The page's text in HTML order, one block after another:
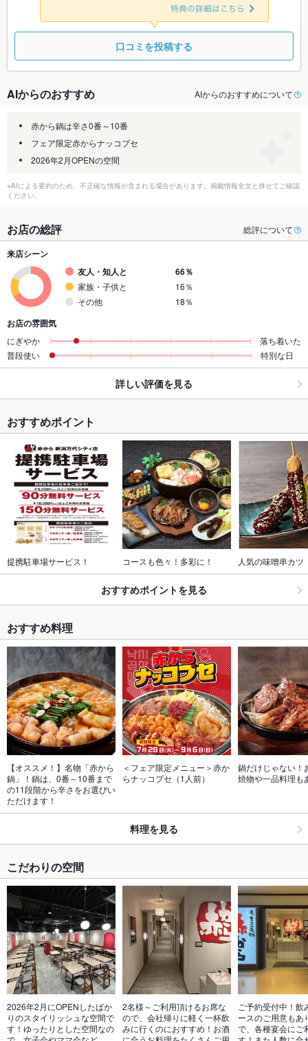
口コミを投稿する
AIからのおすすめ AIからのおすすめについて
赤から鍋は辛さ0番～10番
フェア限定赤からナッコプセ
2026年2月OPENの空間
※AIによる要約のため、不正確な情報が含まれる場合があります。掲載情報全文と併せてご確認
ください。
お店の総評 総評について
来店シーン
友人・知人と
66％
家族・子供と
16％
その他
18％
お店の雰囲気
にぎやか
落ち着いた
普段使い
特別な日
詳しい評価を見る
おすすめポイント
提携駐車場サービス！ コースも色々！多彩に！ 人気の味噌串カツ
おすすめポイントを見る
おすすめ料理
【オススメ！】名物「赤から
鍋」！鍋は、0番～10番まで
の11段階から辛さをお選びい
ただけます！
＜フェア限定メニュー＞赤か
らナッコプセ（1人前）
鍋だけじゃない！
焼物や一品料理も
料理を見る
こだわりの空間
2026年2月にOPENしたばか
りのスタイリッシュな空間で
す！ゆったりとした空間なの
2名様～ご利用頂けるお席な
ので、会社帰りに軽く一杯飲
みに行くのにおすすめ！お酒
ご予約受付中！飲
ースのご用意もあ
で、各種宴会にご